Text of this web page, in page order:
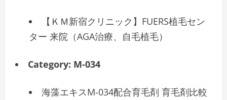
【ＫＭ新宿クリニック】FUERS植毛セン
ター 来院（AGA治療、自毛植毛）
Category: M-034
海藻エキスM-034配合育毛剤 育毛剤比較